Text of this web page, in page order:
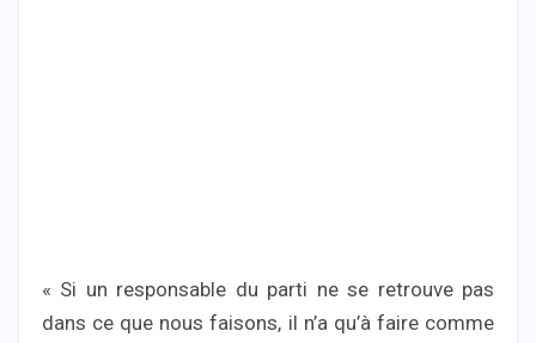
« Si un responsable du parti ne se retrouve pas
dans ce que nous faisons, il n’a qu’à faire comme